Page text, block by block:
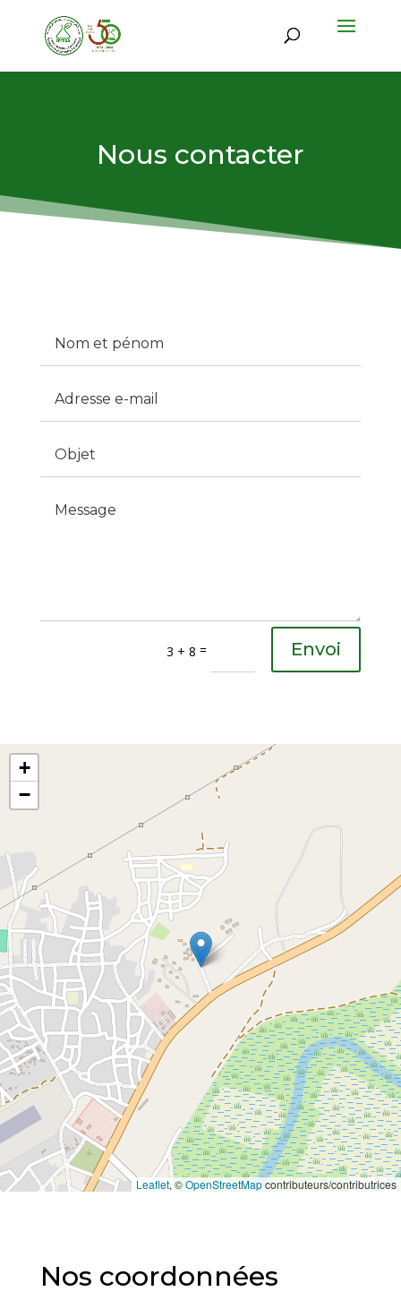
Nous contacter
3 + 8 = Envoi
+
−
Leaflet, ©OpenStreetMapcontributeurs/contributrices
Nos coordonnées